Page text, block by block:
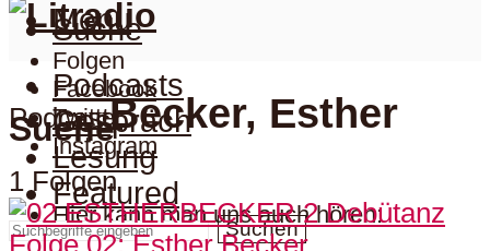
Folgen
Facebook
Twitter
Instagram
Hier kann man uns auch hören:
Menu
Suche
Suche
Suchen
Podcasts
Gespräch
Lesung
Featured
PodcastBecker, Esther
1 Folgen